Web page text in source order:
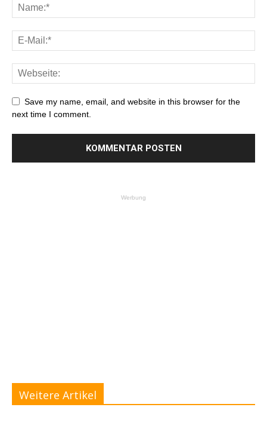
Save my name, email, and website in this browser for the
next time I comment.
Werbung
Weitere Artikel